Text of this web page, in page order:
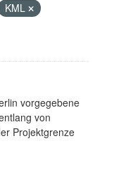
KML
vorgegebene
von
Projektgrenze